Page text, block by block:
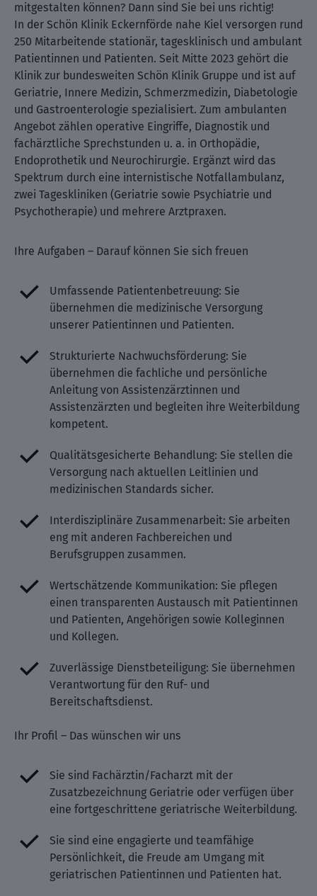
mitgestalten können? Dann sind Sie bei uns richtig!
In der Schön Klinik Eckernförde nahe Kiel versorgen rund
250 Mitarbeitende stationär, tagesklinisch und ambulant
Patientinnen und Patienten. Seit Mitte 2023 gehört die
Klinik zur bundesweiten Schön Klinik Gruppe und ist auf
Geriatrie, Innere Medizin, Schmerzmedizin, Diabetologie
und Gastroenterologie spezialisiert. Zum ambulanten
Angebot zählen operative Eingriffe, Diagnostik und
fachärztliche Sprechstunden u. a. in Orthopädie,
Endoprothetik und Neurochirurgie. Ergänzt wird das
Spektrum durch eine internistische Notfallambulanz,
zwei Tageskliniken (Geriatrie sowie Psychiatrie und
Psychotherapie) und mehrere Arztpraxen.
Ihre Aufgaben – Darauf können Sie sich freuen
Umfassende Patientenbetreuung: Sie
übernehmen die medizinische Versorgung
unserer Patientinnen und Patienten.
Strukturierte Nachwuchsförderung: Sie
übernehmen die fachliche und persönliche
Anleitung von Assistenzärztinnen und
Assistenzärzten und begleiten ihre Weiterbildung
kompetent.
Qualitätsgesicherte Behandlung: Sie stellen die
Versorgung nach aktuellen Leitlinien und
medizinischen Standards sicher.
Interdisziplinäre Zusammenarbeit: Sie arbeiten
eng mit anderen Fachbereichen und
Berufsgruppen zusammen.
Wertschätzende Kommunikation: Sie pflegen
einen transparenten Austausch mit Patientinnen
und Patienten, Angehörigen sowie Kolleginnen
und Kollegen.
Zuverlässige Dienstbeteiligung: Sie übernehmen
Verantwortung für den Ruf- und
Bereitschaftsdienst.
Ihr Profil – Das wünschen wir uns
Sie sind Fachärztin/Facharzt mit der
Zusatzbezeichnung Geriatrie oder verfügen über
eine fortgeschrittene geriatrische Weiterbildung.
Sie sind eine engagierte und teamfähige
Persönlichkeit, die Freude am Umgang mit
geriatrischen Patientinnen und Patienten hat.